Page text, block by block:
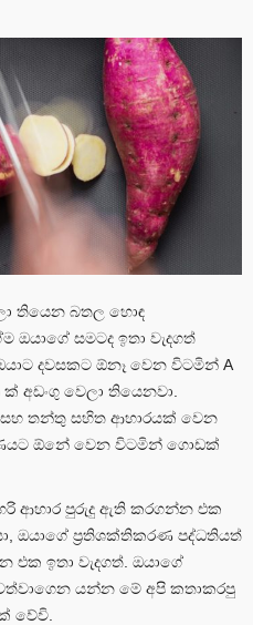
තියෙන බතල හොඳ
ඔයාගේ සමටද ඉතා වැදගත්
දවසකට ඕනෑ වෙන විටමින් A
අඩංගු වෙලා තියෙනවා.
තන්තු සහිත ආහාරයක් වෙන
ඕනේ වෙන විටමින් ගොඩක්
හරි ආහාර පුරුදු ඇති කරගන්න එක
ඔයාගේ ප්‍රතිශක්තිකරණ පද්ධතියත්
ඉතා වැදගත්. ඔයාගේ
යන්න මේ අපි කතාකරපු
වේවි.